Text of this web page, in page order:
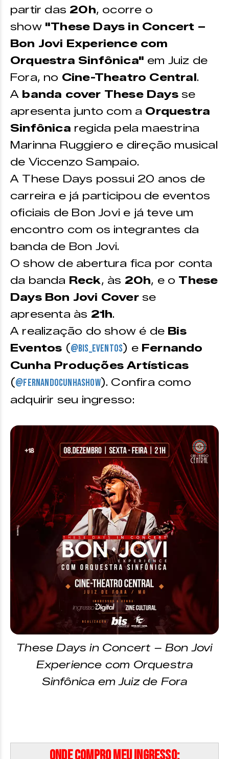
venda do Zine Cultural
Plateia A –R$ 130 (INTEIRA) | R$ 91
+ 1kg de alimento não perecível
(PROMOCIONAL) | R$ 65 (MEIA-
ENTRADA)
Plateia B –
R$ 120 (INTEIRA) | R$
84 + 1kg de alimento não perecível
(PROMOCIONAL) | R$ 60 (MEIA-
ENTRADA)
Balcão Nobre –R$ 110 (INTEIRA) |
R$ 77 + 1kg de alimento não
perecível (PROMOCIONAL) | R$ 55
R$ 100 (INTEIRA) | R$ 70
+ 1kg de alimento não perecível
(PROMOCIONAL) | R$ 50 (MEIA-
ENTRADA)
partir das 20h, ocorre o
show "These Days in Concert –
Bon Jovi Experience com
Orquestra Sinfônica" em Juiz de
Fora, no Cine-Theatro Central.
A banda cover These Days se
apresenta junto com a Orquestra
Sinfônica regida pela maestrina
Marinna Ruggiero e direção musical
de Viccenzo Sampaio.
A These Days possui 20 anos de
carreira e já participou de eventos
oficiais de Bon Jovi e já teve um
encontro com os integrantes da
banda de Bon Jovi.
O show de abertura fica por conta
da banda Reck, às 20h, e o These
Days Bon Jovi Coverse
apresenta às 21h.
A realização do show é de Bis
Eventos (@bis_eventos) e Fernando
Cunha Produções Artísticas
(@fernandocunhashow). Confira como
adquirir seu ingresso:
These Days in Concert – Bon Jovi
Experience com Orquestra
Sinfônica em Juiz de Fora